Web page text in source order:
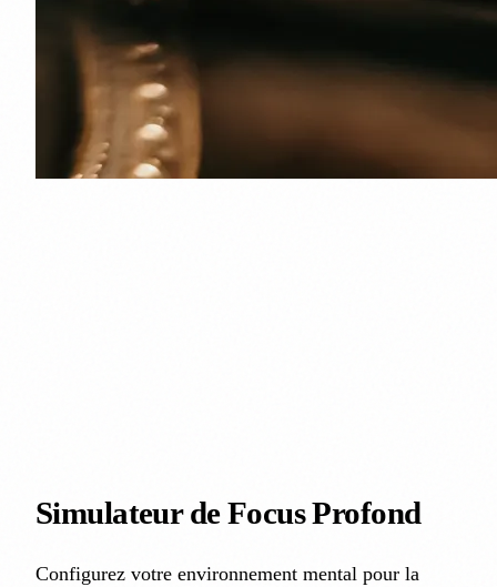
Simulateur de Focus Profond
Configurez votre environnement mental pour la